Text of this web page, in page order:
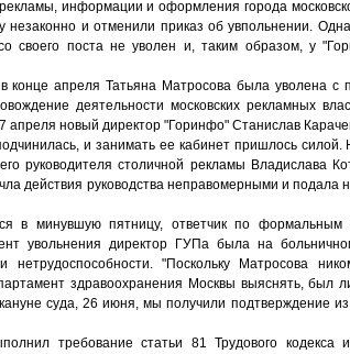
информации и оформления города
незаконно и отменили приказ об увпольнении.
своего поста не уволен и, таким образом, у
апреля Татьяна Матросова была уволена с
деятельности московских рекламных
апреля новый директор "Горинфо" Станислав
и занимать ее кабинет пришлось
руководителя столичной рекламы Владислава
действия руководства неправомерными и подала
в минувшую пятницу, ответчик по формальным
увольнения директор ГУПа была на
нетрудоспособности. "Поскольку Матросова
здравоохранения Москвы выяснять, был
суда, 26 июня, мы получили подтверждение
требование статьи 81 Трудового кодекса